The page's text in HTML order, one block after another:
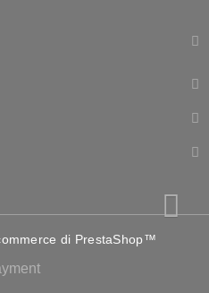
di PrestaShop™